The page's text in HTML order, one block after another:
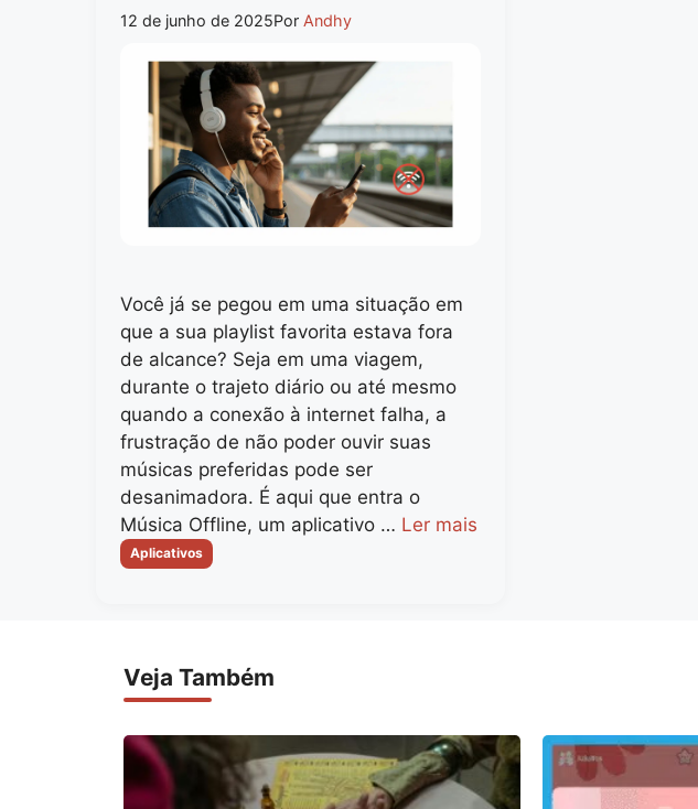
12 de junho de 2025Por Andhy
Você já se pegou em uma situação em
que a sua playlist favorita estava fora
de alcance? Seja em uma viagem,
durante o trajeto diário ou até mesmo
quando a conexão à internet falha, a
frustração de não poder ouvir suas
músicas preferidas pode ser
desanimadora. É aqui que entra o
Música Offline, um aplicativo … Ler mais
Categorias
Aplicativos
Veja Também